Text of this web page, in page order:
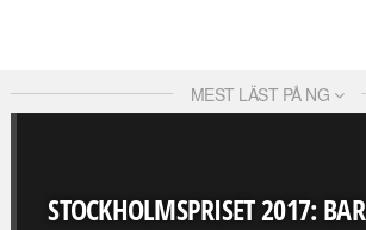
MEST LÄST PÅ NG
STOCKHOLMSPRISET 2017: BAR